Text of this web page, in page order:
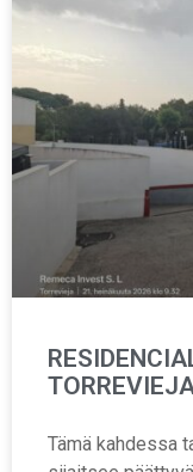
Tämä kahdessa